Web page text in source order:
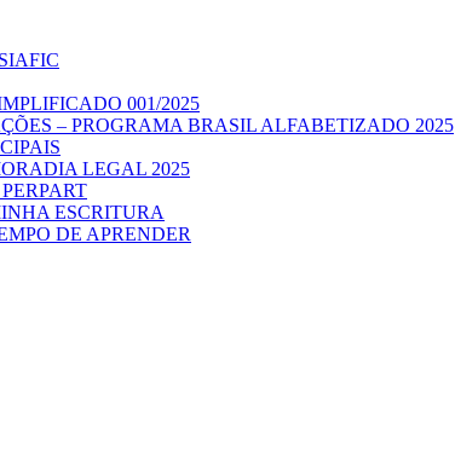
001/2025
– PROGRAMA BRASIL ALFABETIZADO 2025
LEGAL 2025
ESCRITURA
DE APRENDER